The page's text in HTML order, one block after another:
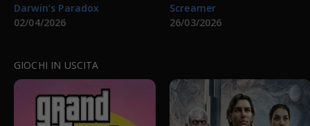
Darwin’s Paradox
02/04/2026
Screamer
26/03/2026
GIOCHI IN USCITA